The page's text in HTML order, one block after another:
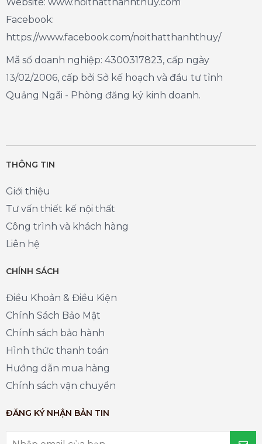
Facebook:
https://www.facebook.com/noithatthanhthuy/
Mã số doanh nghiệp: 4300317823, cấp ngày
13/02/2006, cấp bởi Sở kế hoạch và đầu tư tỉnh
Quảng Ngãi - Phòng đăng ký kinh doanh.
THÔNG TIN
Giới thiệu
Tư vấn thiết kế nội thất
Công trình và khách hàng
Liên hệ
CHÍNH SÁCH
Điều Khoản & Điều Kiện
Chính Sách Bảo Mật
Chính sách bảo hành
Hình thức thanh toán
Hướng dẫn mua hàng
Chính sách vận chuyển
ĐĂNG KÝ NHẬN BẢN TIN